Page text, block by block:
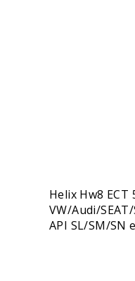
Helix Hw8
VW/Audi/
API SL/SM/SN